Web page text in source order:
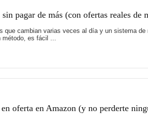
pagar de más (con ofertas reales de
que cambian varias veces al día y un sistema de
método, es fácil ...
oferta en Amazon (y no perderte